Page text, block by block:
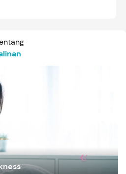
Sickness